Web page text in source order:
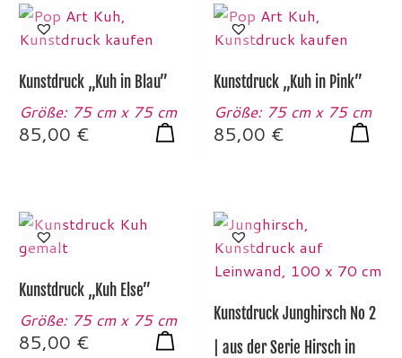
Kunstdruck „Kuh in Blau”
Größe: 75 cm x 75 cm
85,00 €
Kunstdruck „Kuh in Pink”
Größe: 75 cm x 75 cm
85,00 €
Kunstdruck „Kuh Else”
Größe: 75 cm x 75 cm
85,00 €
Kunstdruck Junghirsch No 2
| aus der Serie Hirsch in